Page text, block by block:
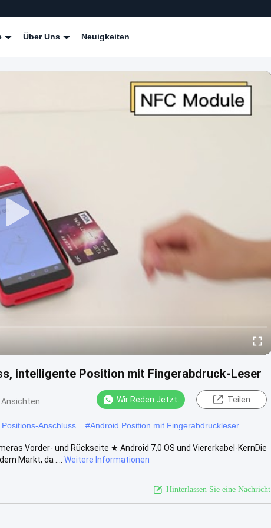
Über Uns Neuigkeiten
intelligente Position mit Fingerabdruck-Leser
Ansichten Wir Reden Jetzt. Teilen
Anschluss #Android Position mit Fingerabdruckleser
Vorder- und Rückseite ★ Android 7,0 OS und Viererkabel-KernDie
Markt, da ....
Weitere Informationen
Hinterlassen Sie eine Nachricht.